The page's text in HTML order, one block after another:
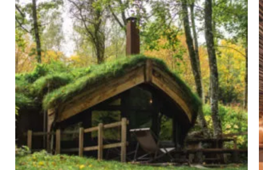
patience et ingéniosité ;) Le
technicien est néanmoins passé dès
notre coup de fil vérifier sur place
sà20h si tout ok! Réactif